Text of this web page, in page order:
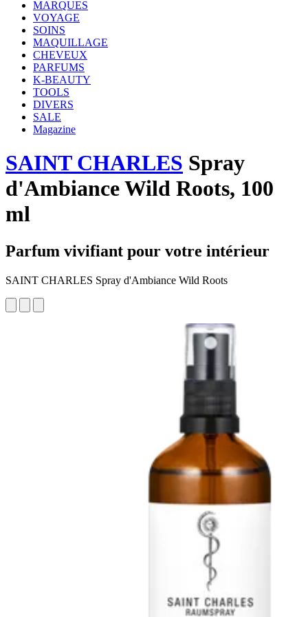
MARQUES
VOYAGE
SOINS
MAQUILLAGE
CHEVEUX
PARFUMS
K-BEAUTY
TOOLS
DIVERS
SALE
Magazine
SAINT CHARLES Spray
d'Ambiance Wild Roots, 100
ml
Parfum vivifiant pour votre intérieur
SAINT CHARLES Spray d'Ambiance Wild Roots